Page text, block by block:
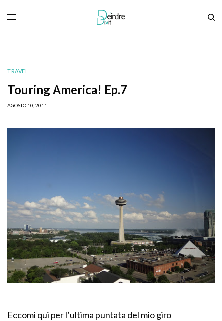
TRAVEL
Touring America! Ep.7
AGOSTO 10, 2011
Eccomi qui per l’ultima puntata del mio giro